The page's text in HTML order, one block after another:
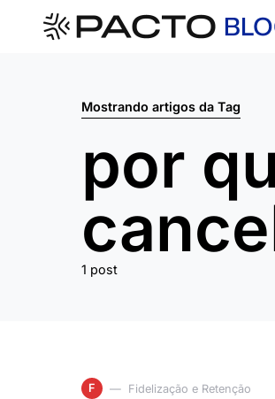
Mostrando artigos da Tag
por
1 post
F Fidelização e Retenção